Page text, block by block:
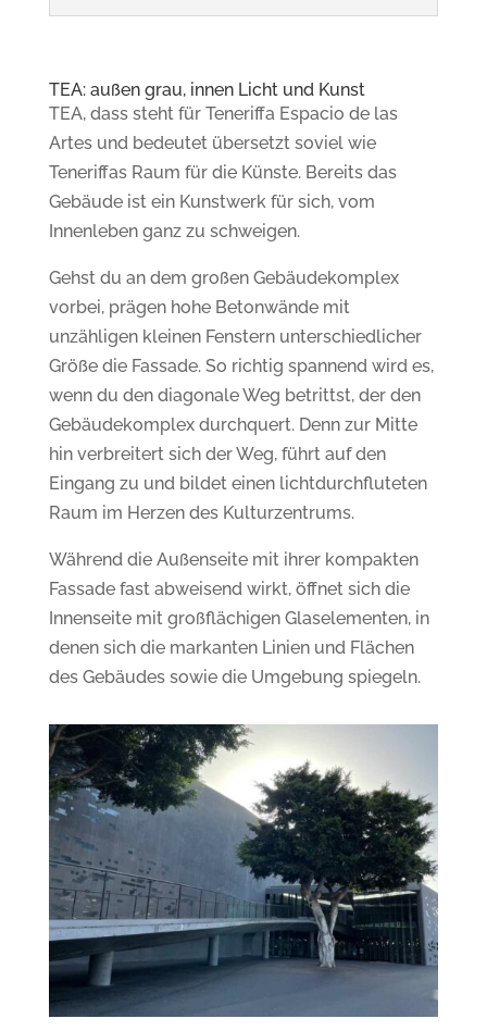
TEA: außen grau, innen Licht und Kunst
TEA, dass steht für Teneriffa Espacio de las
Artes und bedeutet übersetzt soviel wie
Teneriffas Raum für die Künste. Bereits das
Gebäude ist ein Kunstwerk für sich, vom
Innenleben ganz zu schweigen.
Gehst du an dem großen Gebäudekomplex
vorbei, prägen hohe Betonwände mit
unzähligen kleinen Fenstern unterschiedlicher
Größe die Fassade. So richtig spannend wird es,
wenn du den diagonale Weg betrittst, der den
Gebäudekomplex durchquert. Denn zur Mitte
hin verbreitert sich der Weg, führt auf den
Eingang zu und bildet einen lichtdurchfluteten
Raum im Herzen des Kulturzentrums.
Während die Außenseite mit ihrer kompakten
Fassade fast abweisend wirkt, öffnet sich die
Innenseite mit großflächigen Glaselementen, in
denen sich die markanten Linien und Flächen
des Gebäudes sowie die Umgebung spiegeln.